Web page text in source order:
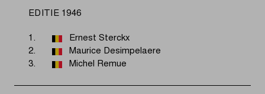
EDITIE 1946
1.
Ernest Sterckx
2.
Maurice Desimpelaere
3.
Michel Remue